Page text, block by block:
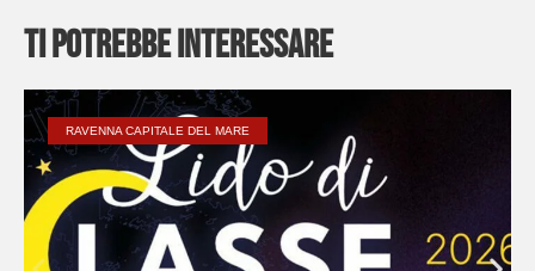
Ti potrebbe interessare
RAVENNA CAPITALE DEL MARE